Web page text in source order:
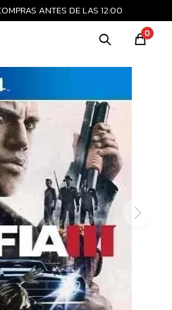
ANTES DE LAS 12:00
0
MI CUENTA